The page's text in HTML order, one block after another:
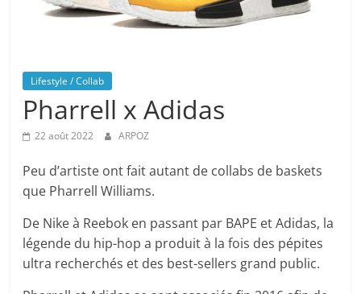
Lifestyle / Collab
Pharrell x Adidas
22 août 2022 ARPOZ
Peu d’artiste ont fait autant de collabs de baskets
que Pharrell Williams.
De Nike à Reebok en passant par BAPE et Adidas, la
légende du hip-hop a produit à la fois des pépites
ultra recherchés et des best-sellers grand public.